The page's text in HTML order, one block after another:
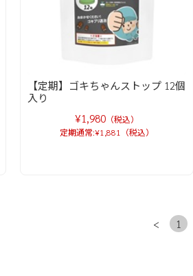
【定期】ゴキちゃんストップ 12個
入り
¥1,980 （税込）
定期通常:¥1,881（税込）
< 1